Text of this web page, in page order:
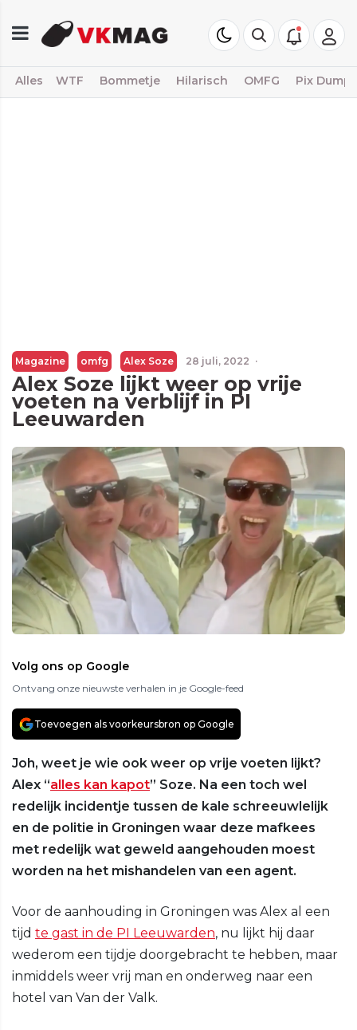
Alles WTF Bommetje Hilarisch OMFG Pix Dump
Magazine omfg Alex Soze 28 juli, 2022 ·
Alex Soze lijkt weer op vrije
voeten na verblijf in PI
Leeuwarden
Volg ons op Google
Ontvang onze nieuwste verhalen in je Google-feed
Toevoegen als voorkeursbron op Google
Joh, weet je wie ook weer op vrije voeten lijkt?
Alex “alles kan kapot” Soze. Na een toch wel
redelijk incidentje tussen de kale schreeuwlelijk
en de politie in Groningen waar deze mafkees
met redelijk wat geweld aangehouden moest
worden na het mishandelen van een agent.
Voor de aanhouding in Groningen was Alex al een
tijd te gast in de PI Leeuwarden, nu lijkt hij daar
wederom een tijdje doorgebracht te hebben, maar
inmiddels weer vrij man en onderweg naar een
hotel van Van der Valk.